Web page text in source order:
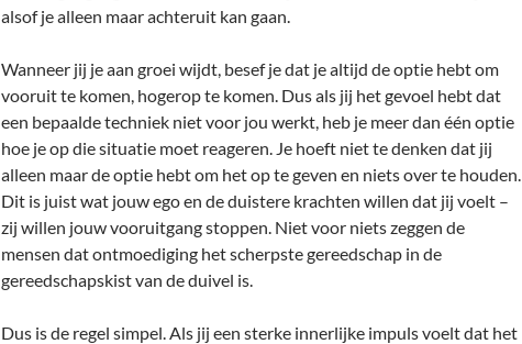
alsof je alleen maar achteruit kan gaan.
Wanneer jij je aan groei wijdt, besef je dat je altijd de optie hebt om
vooruit te komen, hogerop te komen. Dus als jij het gevoel hebt dat
een bepaalde techniek niet voor jou werkt, heb je meer dan één optie
hoe je op die situatie moet reageren. Je hoeft niet te denken dat jij
alleen maar de optie hebt om het op te geven en niets over te houden.
Dit is juist wat jouw ego en de duistere krachten willen dat jij voelt –
zij willen jouw vooruitgang stoppen. Niet voor niets zeggen de
mensen dat ontmoediging het scherpste gereedschap in de
gereedschapskist van de duivel is.
Dus is de regel simpel. Als jij een sterke innerlijke impuls voelt dat het